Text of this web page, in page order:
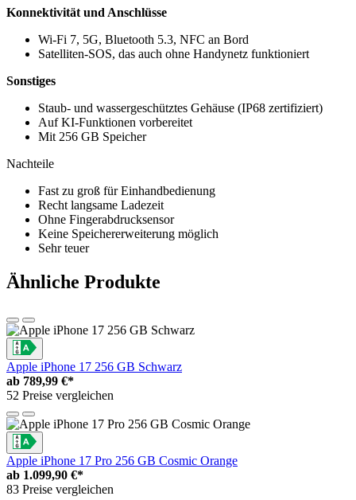
Konnektivität und Anschlüsse
Wi-Fi 7, 5G, Bluetooth 5.3, NFC an Bord
Satelliten-SOS, das auch ohne Handynetz funktioniert
Sonstiges
Staub- und wassergeschütztes Gehäuse (IP68 zertifiziert)
Auf KI-Funktionen vorbereitet
Mit 256 GB Speicher
Nachteile
Fast zu groß für Einhandbedienung
Recht langsame Ladezeit
Ohne Fingerabdrucksensor
Keine Speichererweiterung möglich
Sehr teuer
Ähnliche Produkte
Apple iPhone 17 256 GB Schwarz
ab 789,99 €*
52 Preise vergleichen
Apple iPhone 17 Pro 256 GB Cosmic Orange
ab 1.099,90 €*
83 Preise vergleichen